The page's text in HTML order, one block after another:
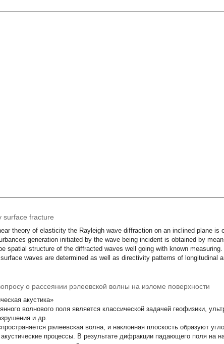
surface fracture
theory of elasticity the Rayleigh wave diffraction on an inclined plane is
generation initiated by the wave being incident is obtained by
spatial structure of the diffracted waves well going with known
waves are determined as well as directivity patterns of longitudinal
о рассеянии рэлеевской волны на изломе поверхности
акустика»
волнового поля является классической задачей геофизики,
и др.
рэлеевская волна, и наклонная плоскость образуют
процессы. В результате дифракции падающего поля на